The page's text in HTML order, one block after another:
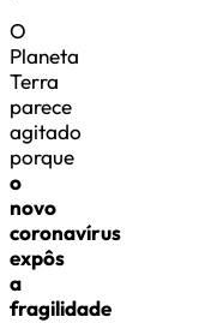
O
Planeta
Terra
parece
agitado
porque
o
novo
coronavírus
expôs
a
fragilidade